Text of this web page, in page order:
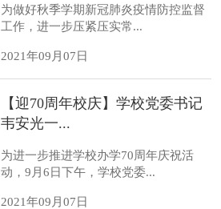
为做好秋季学期新冠肺炎疫情防控监督
工作，进一步压紧压实常...
2021年09月07日
【迎70周年校庆】学校党委书记
韦安光一...
为进一步推进学校办学70周年庆祝活
动，9月6日下午，学校党委...
2021年09月07日